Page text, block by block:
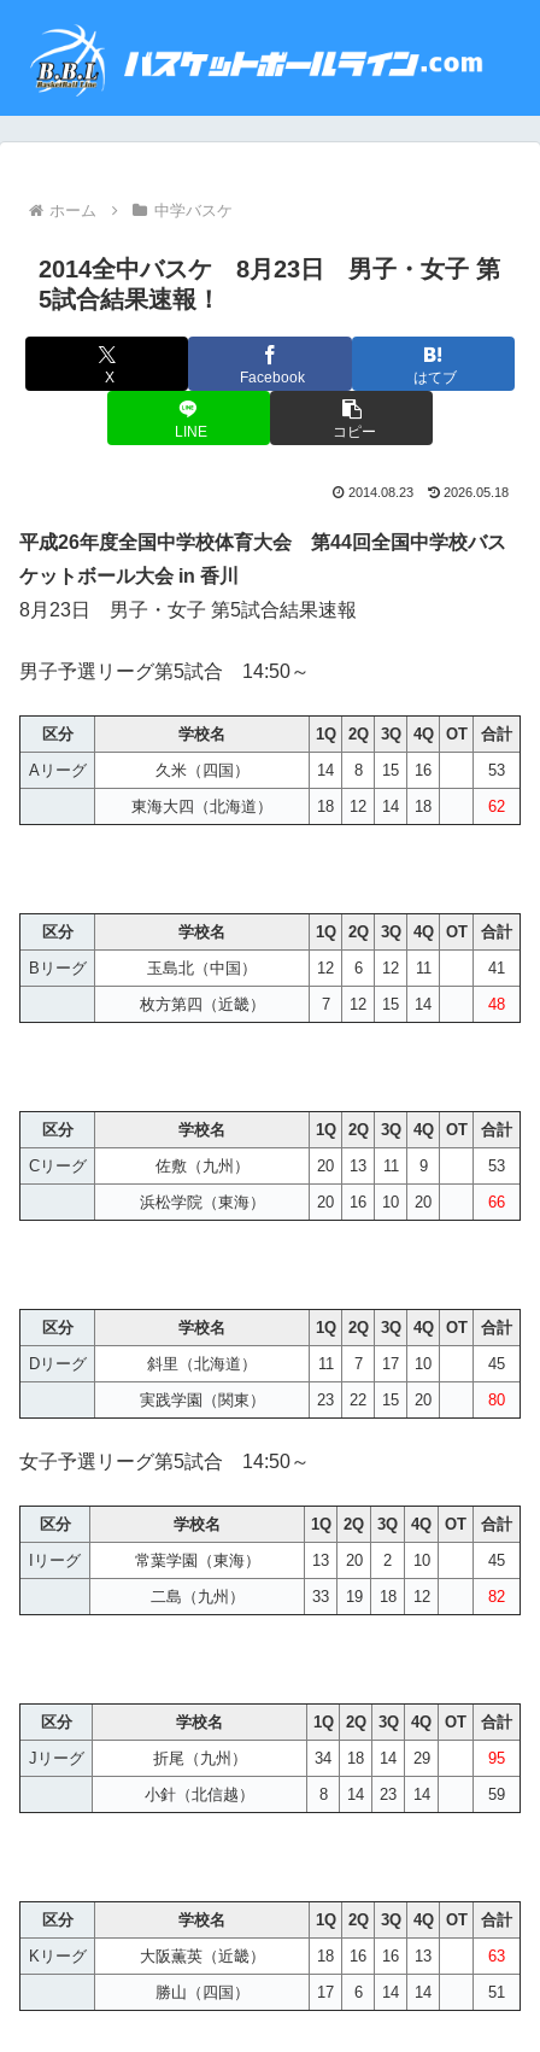
ホーム 中学バスケ
2014全中バスケ 8月23日 男子・女子 第
5試合結果速報！
X Facebook はてブ
LINE コピー
2014.08.23 2026.05.18
平成26年度全国中学校体育大会 第44回全国中学校バス
ケットボール大会 in 香川
8月23日 男子・女子 第5試合結果速報
男子予選リーグ第5試合 14:50～
区分 学校名 1Q 2Q 3Q 4Q OT
合計
Aリーグ
久米（四国） 14 8 15 16
53
東海大四（北海道）
18 12 14 18 62
区分 学校名 1Q 2Q 3Q 4Q OT
合計
Bリーグ
玉島北（中国） 12 6 12 11
41
枚方第四（近畿）
7 12 15 14 48
区分 学校名 1Q 2Q 3Q 4Q OT
合計
Cリーグ
佐敷（九州） 20 13 11 9
53
浜松学院（東海）
20 16 10 20 66
区分 学校名 1Q 2Q 3Q 4Q OT
合計
Dリーグ
斜里（北海道） 11 7 17 10
45
実践学園（関東）
23 22 15 20 80
女子予選リーグ第5試合 14:50～
区分 学校名 1Q 2Q 3Q 4Q OT
合計
Iリーグ
常葉学園（東海） 13 20 2 10
45
二島（九州）
33 19 18 12 82
区分 学校名 1Q 2Q 3Q 4Q OT
合計
Jリーグ
折尾（九州） 34 18 14 29
95
小針（北信越）
8 14 23 14 59
区分 学校名 1Q 2Q 3Q 4Q OT
合計
Kリーグ
大阪薫英（近畿） 18 16 16 13
63
勝山（四国）
17 6 14 14 51